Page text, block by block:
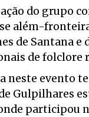
do grupo
além-
de Santana
de folclore
neste evento
Gulpilhares
participou